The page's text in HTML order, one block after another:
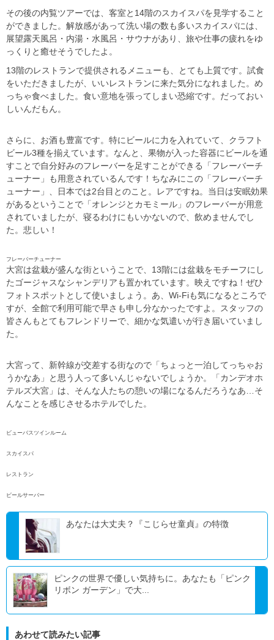
その後の内覧ツアーでは、客室と14階のスカイスパを見学すること
ができました。解放感があって洗い場の数も多いスカイスパには、
展望露天風呂・内湯・水風呂・サウナがあり、旅や仕事の疲れをゆ
っくりと癒せそうでしたよ。
13階のレストランで提供されるメニューも、とても上質です。試食
をいただきましたが、いいレストランに来た気分になれました。め
っちゃ食べました。食い意地を張ってしまい恐縮です。だっておい
しいんだもん。
さらに、お酒も豊富です。特にビールに力を入れていて、クラフト
ビール3種を揃えています。なんと、果物が入った容器にビールを通
すことで自分好みのフレーバーを足すことができる「フレーバーチ
ューナー」も用意されているんです！ちなみにこの「フレーバーチ
ューナー」、日本では2台目とのこと。レアですね。当日は安眠効果
があるということで「オレンジとカモミール」のフレーバーが用意
されていましたが、寝るわけにもいかないので、飲めませんでし
た。悲しい！
フレーバーチューナー
大宮は盆栽が盛んな街ということで、13階には盆栽をモチーフにし
たゴージャスなシャンデリアも置かれています。映えですね！ぜひ
フォトスポットとして使いましょう。あ、Wi-Fiも気になるところで
すが、全館で利用可能で早さも申し分なかったですよ。スタッフの
皆さんもとてもフレンドリーで、細かな気遣いが行き届いていまし
た。
大宮って、新幹線が交差する街なので「ちょっと一泊してっちゃお
うかなあ」と思う人って多いんじゃないでしょうか。「カンデオホ
テルズ大宮」は、そんな人たちの憩いの場になるんだろうなあ…そ
んなことを感じさせるホテルでした。
ビューバスツインルーム
スカイスパ
レストラン
ビールサーバー
あなたは大丈夫？『こじらせ童貞』の特徴
ピンクの世界で優しい気持ちに。あなたも「ピンク
リボン ガーデン」で大...
あわせて読みたい記事